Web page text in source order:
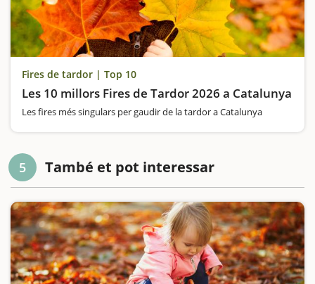
Fires de tardor | Top 10
Les 10 millors Fires de Tardor 2026 a Catalunya
Les fires més singulars per gaudir de la tardor a Catalunya
5 També et pot interessar